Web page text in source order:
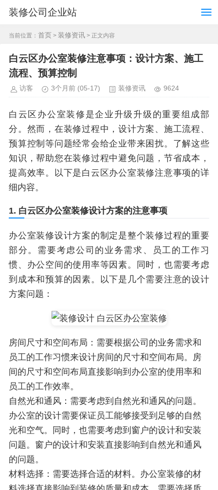
装修公司企业站
当前位置： 首页 > 装修资讯 > 正文内容
白云区办公室装修注意事项：设计方案、施工
流程、预算控制
访客 3个月前 (05-17) 装修资讯 9624
白云区办公室装修是企业升级升级的重要组成部
分。然而，在装修过程中，设计方案、施工流程、
预算控制等问题经常会给企业带来困扰。了解这些
知识，帮助您在装修过程中避免问题，节省成本，
提高效率。以下是白云区办公室装修注意事项的详
细内容。
1. 白云区办公室装修设计方案的注意事项
办公室装修设计方案的制定是整个装修过程的重要
部分。需要考虑公司的业务需求、员工的工作习
惯、办公空间的使用率等因素。同时，也需要考虑
到成本和预算的因素。以下是几个需要注意的设计
方案问题：
房间尺寸和空间布局：需要根据公司的业务需求和
员工的工作习惯来设计房间的尺寸和空间布局。房
间的尺寸和空间布局直接影响到办公室的使用率和
员工的工作效率。
自然光和通风：需要考虑到自然光和通风的问题。
办公室的设计需要保证员工能够接受到足够的自然
光和空气。同时，也需要考虑到窗户的设计和安装
问题。窗户的设计和安装直接影响到自然光和通风
的问题。
材料选择：需要选择合适的材料。办公室装修的材